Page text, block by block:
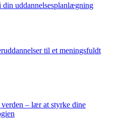
uddannelsesplanlægning
til et meningsfuldt
– lær at styrke dine